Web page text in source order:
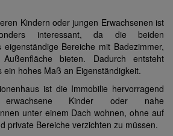
Kindern oder jungen Erwachsenen ist
interessant, da die beiden
eigenständige Bereiche mit Badezimmer,
bieten. Dadurch entsteht
ein hohes Maß an Eigenständigkeit.
ist die Immobilie hervorragend
Kinder oder nahe
unter einem Dach wohnen, ohne auf
private Bereiche verzichten zu müssen.